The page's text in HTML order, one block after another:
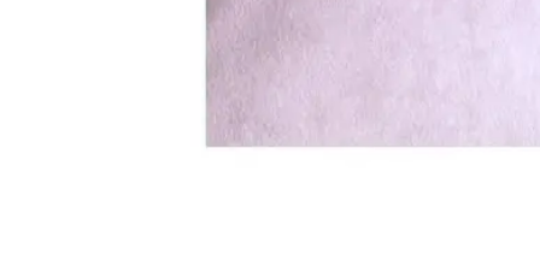
ИЗДЕЛИЯ ДЛЯ КОМФОРТА